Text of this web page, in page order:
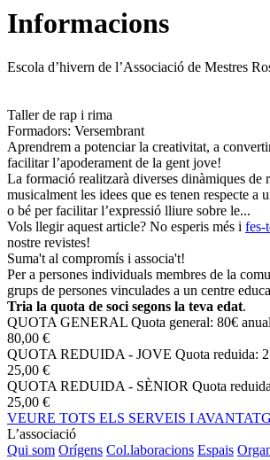
Informacions
Escola d’hivern de l’Associació de Mestres
Taller de rap i rima
Formadors: Versembrant
Aprendrem a potenciar la creativitat, a
facilitar l’apoderament de la gent jove!
La formació realitzarà diverses dinàmiques de
musicalment les idees que es tenen respecte a
o bé per facilitar l’expressió lliure sobre le...
Vols llegir aquest article? No esperis més i fes-
nostre revistes!
Suma't al compromís i associa't!
Per a persones individuals membres de la
grups de persones vinculades a un centre
Tria la quota de soci segons la teva edat.
QUOTA GENERAL Quota general: 80€
80,00 €
QUOTA REDUIDA - JOVE Quota reduida:
25,00 €
QUOTA REDUIDA - SÈNIOR Quota
25,00 €
VEURE TOTS ELS SERVEIS I
L’associació
Qui som Orígens Col.laboracions Espais